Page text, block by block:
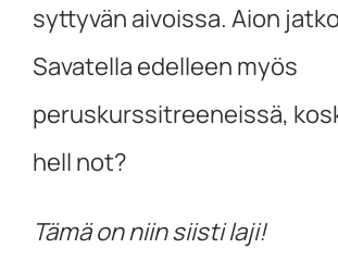
syttyvän aivoissa. Aion
Savatella edelleen myös
peruskurssitreeneissä,
hell not?
Tämä on niin siisti laji!